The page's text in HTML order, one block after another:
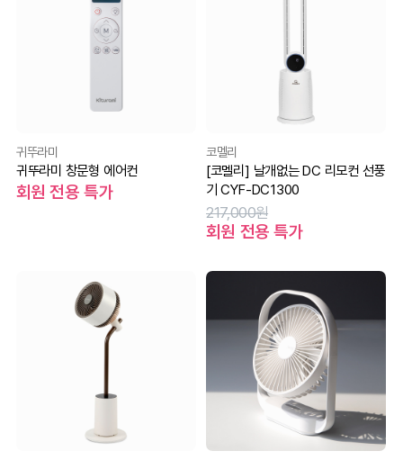
귀뚜라미
귀뚜라미 창문형 에어컨
회원 전용 특가
코멜리
[코멜리] 날개없는 DC 리모컨 선풍
기 CYF-DC1300
217,000원
회원 전용 특가